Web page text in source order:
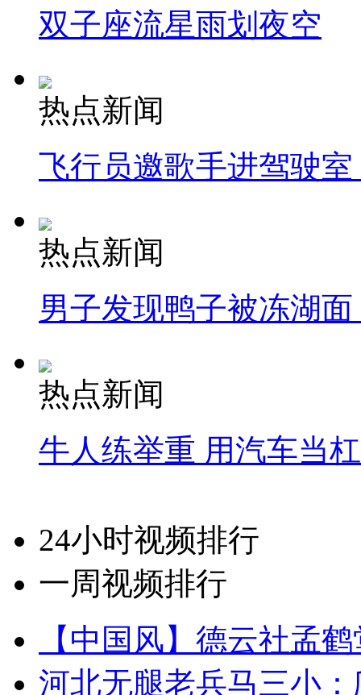
双子座流星雨划夜空
热点新闻
飞行员邀歌手进驾驶
热点新闻
男子发现鸭子被冻湖
热点新闻
牛人练举重 用汽车当
24小时视频排行
一周视频排行
【中国风】德云社孟
河北无腿老兵马三小